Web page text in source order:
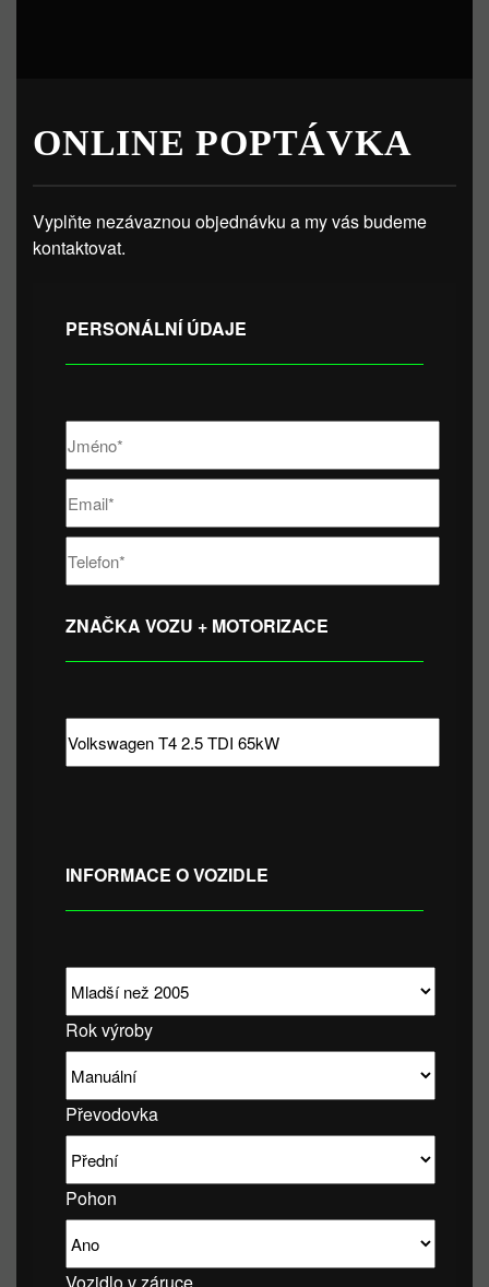
ONLINE POPTÁVKA
Vyplňte nezávaznou objednávku a my vás budeme
kontaktovat.
PERSONÁLNÍ ÚDAJE
ZNAČKA VOZU + MOTORIZACE
INFORMACE O VOZIDLE
Rok výroby
Převodovka
Pohon
Vozidlo v záruce